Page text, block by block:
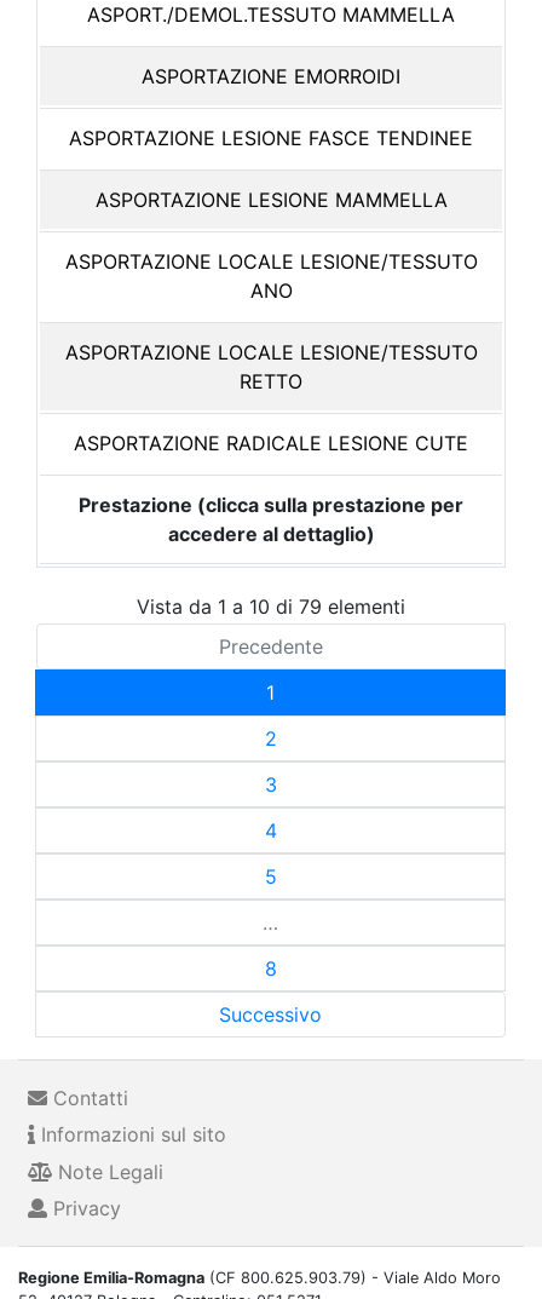
ASPORT./DEMOL.TESSUTO MAMMELLA
ASPORTAZIONE EMORROIDI
ASPORTAZIONE LESIONE FASCE TENDINEE
ASPORTAZIONE LESIONE MAMMELLA
ASPORTAZIONE LOCALE LESIONE/TESSUTO
ANO
ASPORTAZIONE LOCALE LESIONE/TESSUTO
RETTO
ASPORTAZIONE RADICALE LESIONE CUTE
Prestazione (clicca sulla prestazione per
accedere al dettaglio)
Vista da 1 a 10 di 79 elementi
Precedente
1
2
3
4
5
…
8
Successivo
Contatti
Informazioni sul sito
Note Legali
Privacy
Regione Emilia-Romagna (CF 800.625.903.79) - Viale Aldo Moro